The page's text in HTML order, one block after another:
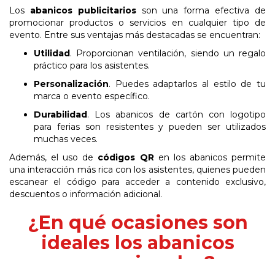
Los abanicos publicitarios son una forma efectiva de
promocionar productos o servicios en cualquier tipo de
evento. Entre sus ventajas más destacadas se encuentran:
Utilidad. Proporcionan ventilación, siendo un regalo
práctico para los asistentes.
Personalización. Puedes adaptarlos al estilo de tu
marca o evento específico.
Durabilidad. Los abanicos de cartón con logotipo
para ferias son resistentes y pueden ser utilizados
muchas veces.
Además, el uso de códigos QR en los abanicos permite
una interacción más rica con los asistentes, quienes pueden
escanear el código para acceder a contenido exclusivo,
descuentos o información adicional.
¿En qué ocasiones son
ideales los abanicos